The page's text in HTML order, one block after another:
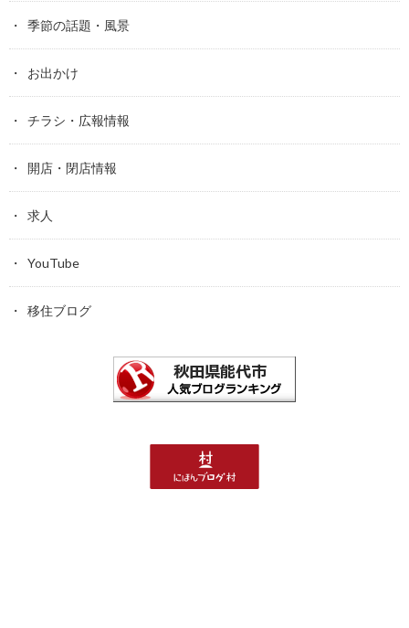
季節の話題・風景
お出かけ
チラシ・広報情報
開店・閉店情報
求人
YouTube
移住ブログ